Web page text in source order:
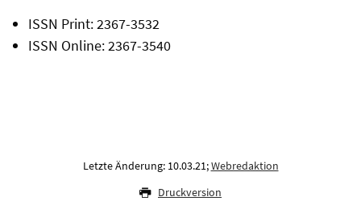
ISSN Print: 2367-3532
ISSN Online: 2367-3540
Letzte Änderung: 10.03.21;Webredaktion
Druckversion